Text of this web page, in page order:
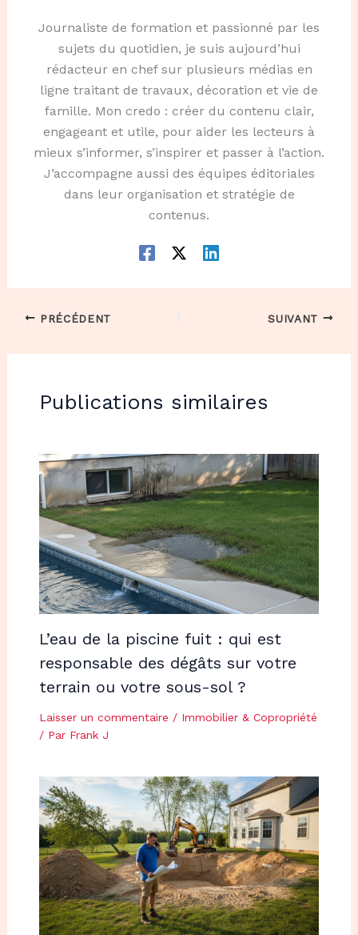
Journaliste de formation et passionné par les
sujets du quotidien, je suis aujourd’hui
rédacteur en chef sur plusieurs médias en
ligne traitant de travaux, décoration et vie de
famille. Mon credo : créer du contenu clair,
engageant et utile, pour aider les lecteurs à
mieux s’informer, s’inspirer et passer à l’action.
J’accompagne aussi des équipes éditoriales
dans leur organisation et stratégie de
contenus.
PRÉCÉDENT SUIVANT
Publications similaires
L’eau de la piscine fuit : qui est
responsable des dégâts sur votre
terrain ou votre sous-sol ?
Laisser un commentaire / Immobilier & Copropriété
/ Par Frank J